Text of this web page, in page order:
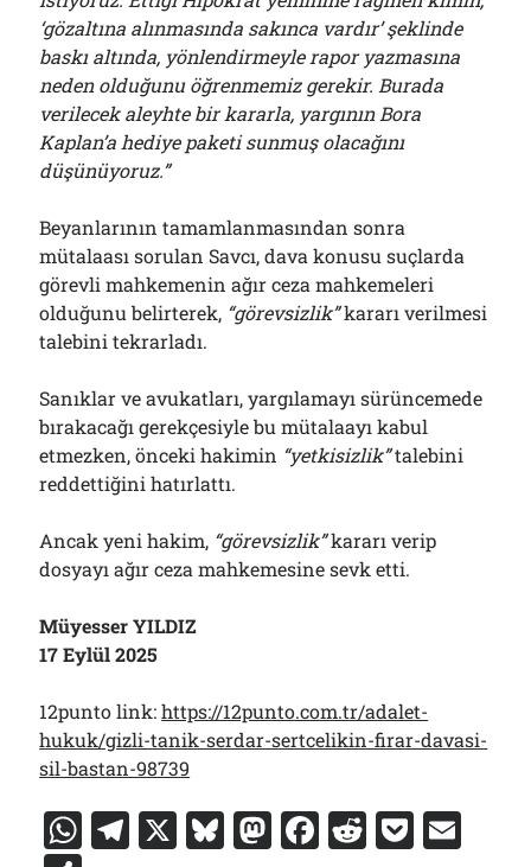
‘gözaltına alınmasında sakınca vardır’ şeklinde
baskı altında, yönlendirmeyle rapor yazmasına
neden olduğunu öğrenmemiz gerekir. Burada
verilecek aleyhte bir kararla, yargının Bora
Kaplan’a hediye paketi sunmuş olacağını
düşünüyoruz.”
Beyanlarının tamamlanmasından sonra
mütalaası sorulan Savcı, dava konusu suçlarda
görevli mahkemenin ağır ceza mahkemeleri
olduğunu belirterek, “görevsizlik”kararı verilmesi
talebini tekrarladı.
Sanıklar ve avukatları, yargılamayı sürüncemede
bırakacağı gerekçesiyle bu mütalaayı kabul
etmezken, önceki hakimin “yetkisizlik”talebini
reddettiğini hatırlattı.
Ancak yeni hakim, “görevsizlik”kararı verip
dosyayı ağır ceza mahkemesine sevk etti.
Müyesser YILDIZ
17 Eylül 2025
12punto link:https://12punto.com.tr/adalet-
hukuk/gizli-tanik-serdar-sertcelikin-firar-davasi-
sil-bastan-98739
W T X Bl M F R P